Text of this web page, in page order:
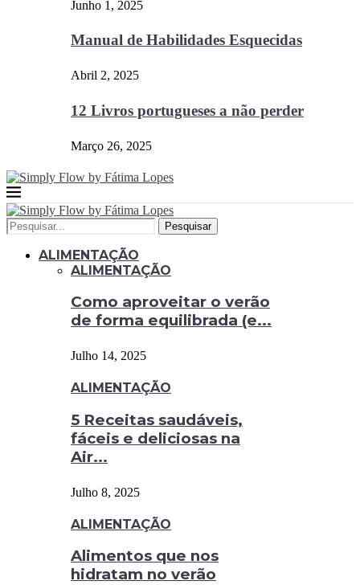
Junho 1, 2025
Manual de Habilidades Esquecidas
Abril 2, 2025
12 Livros portugueses a não perder
Março 26, 2025
Pesquisar
ALIMENTAÇÃO
ALIMENTAÇÃO
Como aproveitar o verão
de forma equilibrada (e...
Julho 14, 2025
ALIMENTAÇÃO
5 Receitas saudáveis,
fáceis e deliciosas na
Air...
Julho 8, 2025
ALIMENTAÇÃO
Alimentos que nos
hidratam no verão